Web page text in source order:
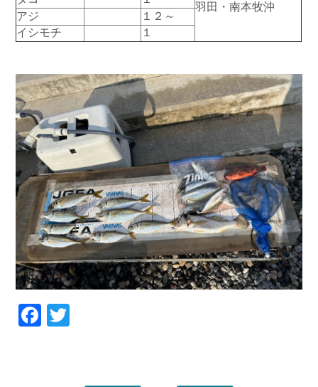
お問い合わせ 会社概要
羽田・南本牧沖
アジ
１２～
イシモチ
１
Facebook